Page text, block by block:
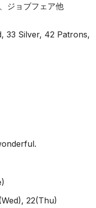
ジョブフェア他
33 Silver, 42 Patrons,
22(Thu)